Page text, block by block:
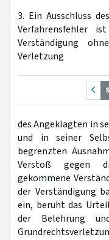
3. Ein Ausschluss
Verfahrensfehler
Verständigung
Verletzung
des Angeklagten in
und in seiner
begrenzten
Verstoß gegen
gekommene
der Verständigung
ein, beruht das
der Belehrung